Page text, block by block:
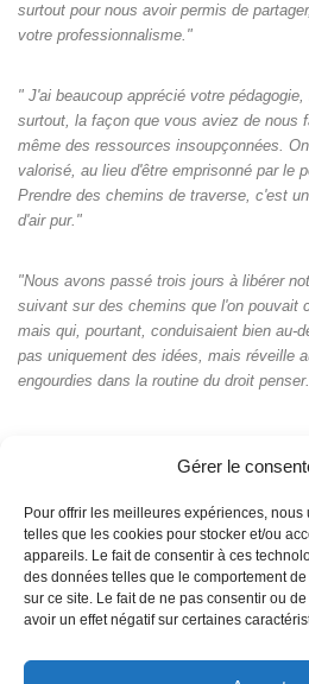
Gérer le
Pour offrir les meilleures expériences,
telles que les cookies pour stocker et/ou
appareils. Le fait de consentir à ces
des données telles que le comportement
sur ce site. Le fait de ne pas consentir ou
avoir un effet négatif sur certaines
surtout pour nous avoir permis de
votre professionnalisme."
" J'ai beaucoup apprécié votre
surtout, la façon que vous aviez de nous
même des ressources insoupçonnées.
valorisé, au lieu d'être emprisonné par le
Prendre des chemins de traverse, c'est
d'air pur."
"Nous avons passé trois jours à libérer
suivant sur des chemins que l'on pouvait
mais qui, pourtant, conduisaient bien au-
pas uniquement des idées, mais réveille
engourdies dans la routine du droit